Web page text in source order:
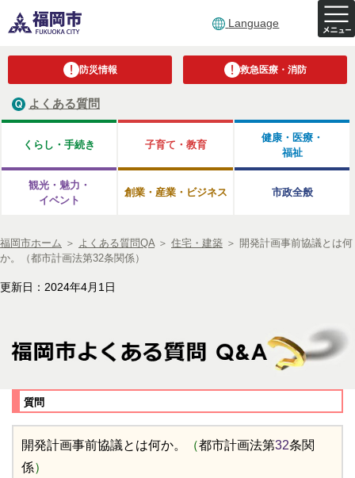
Language
防災情報 救急医療・消防
よくある質問
くらし・手続き 子育て・教育
健康・医療・
福祉
観光・魅力・
イベント
創業・産業・ビジネス 市政全般
福岡市ホーム ＞ よくある質問QA ＞ 住宅・建築 ＞ 開発計画事前協議とは何
か。（都市計画法第32条関係）
更新日：2024年4月1日
質問
開発計画事前協議とは何か。 （都市計画法第32条関
係）